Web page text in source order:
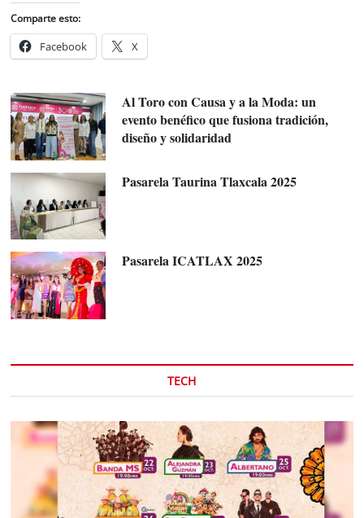
Comparte esto:
Facebook X
Al Toro con Causa y a la Moda: un
evento benéfico que fusiona tradición,
diseño y solidaridad
Pasarela Taurina Tlaxcala 2025
Pasarela ICATLAX 2025
TECH